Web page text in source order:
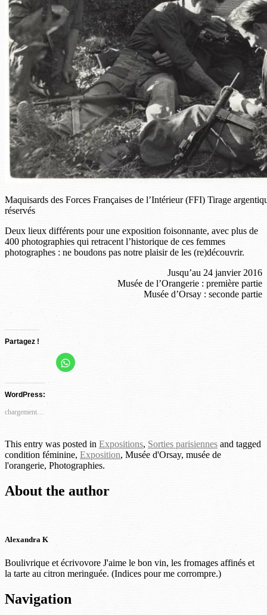
Maquisards des Forces Françaises de l’Intérieur (FFI) Tirage
réservés
Deux lieux différents pour une exposition foisonnante, avec plus de
400 photographies qui retracent l’historique de ces femmes
photographes : ne boudons pas notre plaisir de les (re)découvrir.
Jusqu’au 24 janvier 2016
Musée de l’Orangerie : première partie
Musée d’Orsay : seconde partie
Partagez !
sur
Facebook(ouvre
nouvelle
fenêtre)
sur
Twitter(ouvre
nouvelle
fenêtre)
Cliquez
sur
Pinterest(ouvre
nouvelle
fenêtre)
Cliquez
nouvelle
fenêtre)
Cliquez
pour
WordPress:
chargement…
This entry was posted in Expositions, Sorties parisiennes and tagged
condition féminine, Exposition, Musée d'Orsay, musée de
l'orangerie, Photographies.
About the author
Alexandra K
Boulivrique et écrivovore J'aime le bon vin, les fromages affinés et
la tarte au citron meringuée. (Indices pour me corrompre.)
Post
Navigation